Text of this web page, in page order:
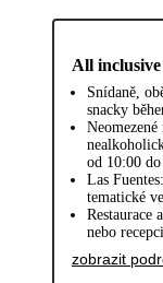
All inclusive
Snídaně,
snacky
od 10:00
Las
tematické
Restaurace
nebo
zobrazit